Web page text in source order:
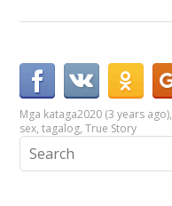
Mga kataga2020 (3 years ago),
sex,tagalog,True Story